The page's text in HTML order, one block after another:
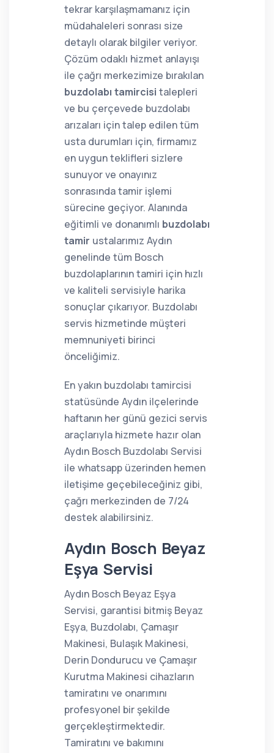
tekrar karşılaşmamanız için
müdahaleleri sonrası size
detaylı olarak bilgiler veriyor.
Çözüm odaklı hizmet anlayışı
ile çağrı merkezimize bırakılan
buzdolabı tamircisi talepleri
ve bu çerçevede buzdolabı
arızaları için talep edilen tüm
usta durumları için, firmamız
en uygun teklifleri sizlere
sunuyor ve onayınız
sonrasında tamir işlemi
sürecine geçiyor. Alanında
eğitimli ve donanımlı buzdolabı
tamir ustalarımız Aydın
genelinde tüm Bosch
buzdolaplarının tamiri için hızlı
ve kaliteli servisiyle harika
sonuçlar çıkarıyor. Buzdolabı
servis hizmetinde müşteri
memnuniyeti birinci
önceliğimiz.
En yakın buzdolabı tamircisi
statüsünde Aydın ilçelerinde
haftanın her günü gezici servis
araçlarıyla hizmete hazır olan
Aydın Bosch Buzdolabı Servisi
ile whatsapp üzerinden hemen
iletişime geçebileceğiniz gibi,
çağrı merkezinden de 7/24
destek alabilirsiniz.
Aydın Bosch Beyaz
Eşya Servisi
Aydın Bosch Beyaz Eşya
Servisi, garantisi bitmiş Beyaz
Eşya, Buzdolabı, Çamaşır
Makinesi, Bulaşık Makinesi,
Derin Dondurucu ve Çamaşır
Kurutma Makinesi cihazların
tamiratını ve onarımını
profesyonel bir şekilde
gerçekleştirmektedir.
Tamiratını ve bakımını